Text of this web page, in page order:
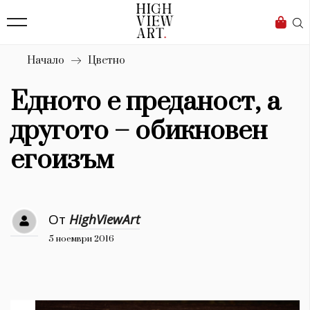
Бизнес
Мода
Dialogue
Изкуство
4340
Дизайн
Книги
Начало Цветно
Едното е преданост, а
другото – обикновен
егоизъм
От HighViewArt
5 ноември 2016